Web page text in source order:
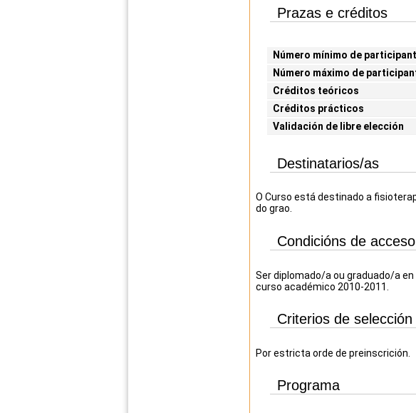
Prazas e créditos
Número mínimo de
Número máximo de
Créditos teóricos
Créditos prácticos
Validación de libre elección
Destinatarios/as
O Curso está destinado a
do grao.
Condicións de acceso
Ser diplomado/a ou graduado/a
curso académico 2010-2011.
Criterios de selección
Por estricta orde de preinscrición.
Programa